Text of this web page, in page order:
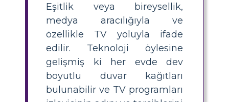
Eşitlik veya bireysellik,
medya aracılığıyla ve
özellikle TV yoluyla ifade
edilir. Teknoloji öylesine
gelişmiş ki her evde dev
boyutlu duvar kağıtları
bulunabilir ve TV programları